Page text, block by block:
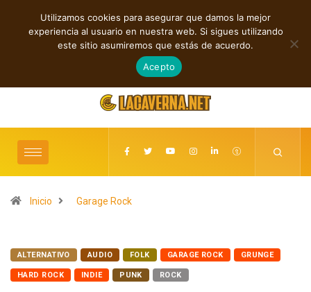
TENDENCIAS
Indie, rap y pop: cuatro lanzamientos independientes destacados
agosto 7, 2026
Inicio Garage Rock
ALTERNATIVO AUDIO FOLK GARAGE ROCK GRUNGE
HARD ROCK INDIE PUNK ROCK
Utilizamos cookies para asegurar que damos la mejor
experiencia al usuario en nuestra web. Si sigues utilizando
este sitio asumiremos que estás de acuerdo.
Acepto